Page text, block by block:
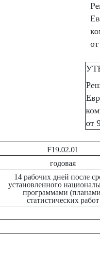
от
F19.02.01
годовая
14 рабочих дней после
установленного
программами
статистических работ